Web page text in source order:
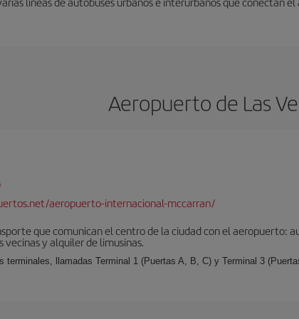
Aeropuerto de Las
aeropuerto-internacional-mccarran/
que comunican el centro de la ciudad con el aeropuerto:
vecinas y alquiler de limusinas.
terminales, llamadas Terminal 1 (Puertas A, B, C) y Terminal 3